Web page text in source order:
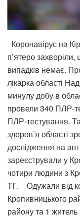
Коронавірус на
п’ятеро
випадків немає.
лікарка області
минулу добу в
провели 340 ПЛР-
ПЛР-тестування.
здоров’я області
дослідження на
зареєстрували у
чотири людини з
ТГ. Одужали від
Кропивницького
району та 1